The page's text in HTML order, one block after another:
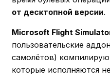
от десктопной версии.
Microsoft Flight
пользовательские
самолётов)
которые исполняются